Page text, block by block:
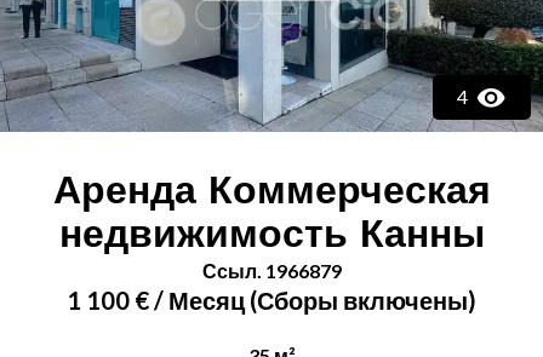
4
Аренда Коммерческая
недвижимость Канны
Ссыл. 1966879
1 100 € / Месяц (Сборы включены)